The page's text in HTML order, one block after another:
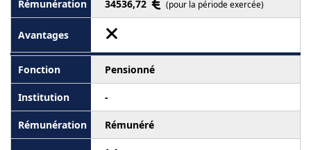
34536,72 (pour la période exercée)
Pensionné
-
Rémunéré